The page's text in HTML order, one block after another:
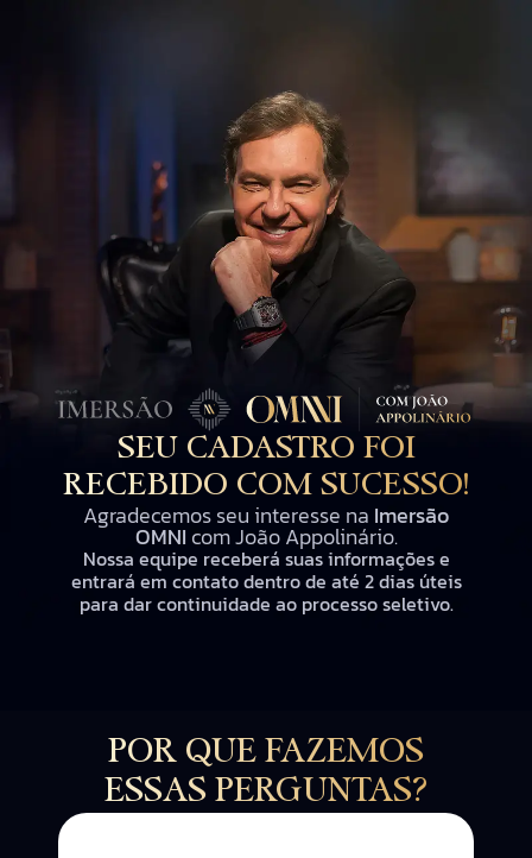
SEU CADASTRO FOI
RECEBIDO COM SUCESSO!
Agradecemos seu interesse na Imersão
OMNI com João Appolinário.
Nossa equipe receberá suas informações e
entrará em contato dentro de até 2 dias úteis
para dar continuidade ao processo seletivo.
POR QUE FAZEMOS
ESSAS PERGUNTAS?